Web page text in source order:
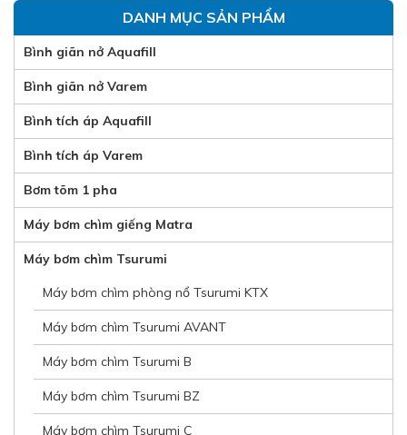
DANH MỤC SẢN PHẨM
Bình giãn nở Aquafill
Bình giãn nở Varem
Bình tích áp Aquafill
Bình tích áp Varem
Bơm tõm 1 pha
Máy bơm chìm giếng Matra
Máy bơm chìm Tsurumi
Máy bơm chìm phòng nổ Tsurumi KTX
Máy bơm chìm Tsurumi AVANT
Máy bơm chìm Tsurumi B
Máy bơm chìm Tsurumi BZ
Máy bơm chìm Tsurumi C